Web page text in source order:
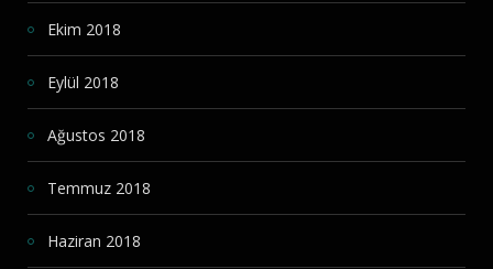
Ekim 2018
Eylül 2018
Ağustos 2018
Temmuz 2018
Haziran 2018